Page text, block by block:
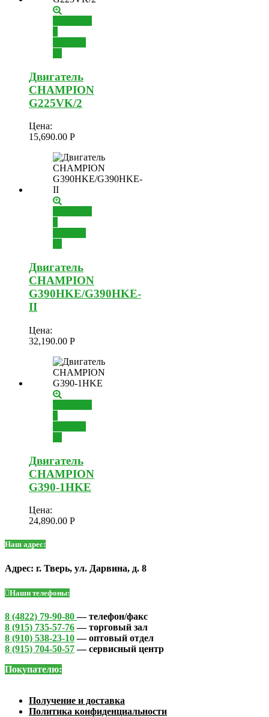
Двигатель
CHAMPION
G225VK/2
Цена:
15,690.00 Р
Двигатель
CHAMPION
G390HKE/G390HKE-
II
Цена:
32,190.00 Р
Двигатель
CHAMPION
G390-1HKE
Цена:
24,890.00 Р
Наш адрес:
Адрес: г. Тверь, ул. Дарвина, д. 8
Наши телефоны:
8 (4822) 79-90-80— телефон/факс
8 (915) 735-57-76— торговый зал
8 (910) 538-23-10— оптовый отдел
8 (915) 704-50-57— сервисный центр
Покупателю:
Получение и доставка
Политика конфиденциальности